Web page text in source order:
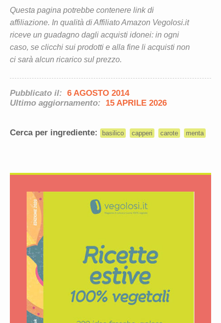
Questa pagina potrebbe contenere link di
affiliazione. In qualità di Affiliato Amazon Vegolosi.it
riceve un guadagno dagli acquisti idonei: in ogni
caso, se clicchi sui prodotti e alla fine li acquisti non
ci sarà alcun ricarico sul prezzo.
Pubblicato il: 6 AGOSTO 2014
Ultimo aggiornamento:
15 APRILE 2026
Cerca per ingrediente: basilico capperi carote menta